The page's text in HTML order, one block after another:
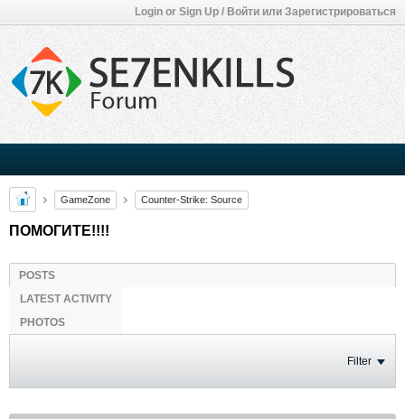
Login or Sign Up / Войти или Зарегистрироваться
GameZone Counter-Strike: Source
ПОМОГИТЕ!!!!
POSTS
LATEST ACTIVITY
PHOTOS
Filter